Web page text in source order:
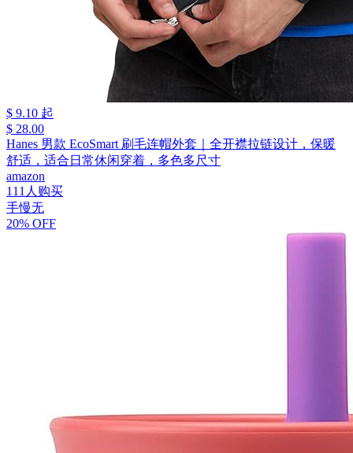
$ 9.10 起
$ 28.00
Hanes 男款 EcoSmart 刷毛连帽外套｜全开襟拉链设计，保暖
舒适，适合日常休闲穿着，多色多尺寸
amazon
111人购买
手慢无
20% OFF